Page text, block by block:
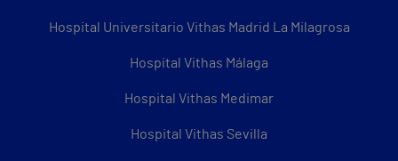
Hospital Universitario Vithas Madrid La Milagrosa
Hospital Vithas Málaga
Hospital Vithas Medimar
Hospital Vithas Sevilla